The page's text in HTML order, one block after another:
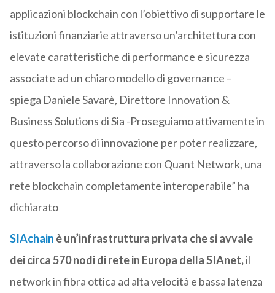
applicazioni blockchain con l’obiettivo di supportare le
istituzioni finanziarie attraverso un’architettura con
elevate caratteristiche di performance e sicurezza
associate ad un chiaro modello di governance –
spiega Daniele Savarè, Direttore Innovation &
Business Solutions di Sia -Proseguiamo attivamente in
questo percorso di innovazione per poter realizzare,
attraverso la collaborazione con Quant Network, una
rete blockchain completamente interoperabile” ha
dichiarato
SIAchain è un’infrastruttura privata che si avvale
dei circa 570 nodi di rete in Europa della SIAnet,il
network in fibra ottica ad alta velocità e bassa latenza